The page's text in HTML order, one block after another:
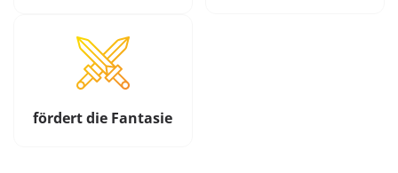
fördert die Fantasie